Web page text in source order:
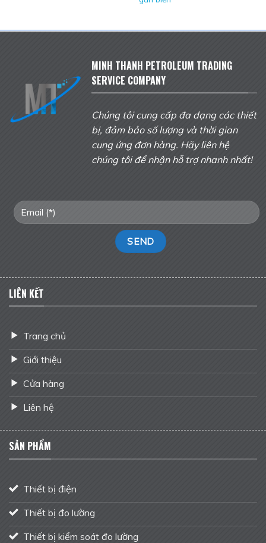
MINH THANH PETROLEUM TRADING
SERVICE COMPANY
Chúng tôi cung cấp đa dạng các thiết
bị, đảm bảo số lượng và thời gian
cung ứng đơn hàng. Hãy liên hệ
chúng tôi để nhận hỗ trợ nhanh nhất!
LIÊN KẾT
Trang chủ
Giới thiệu
Cửa hàng
Liên hệ
SẢN PHẨM
Thiết bị điện
Thiết bị đo lường
Thiết bị kiểm soát đo lường